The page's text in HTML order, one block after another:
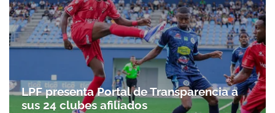
LPF presenta Portal de Transparencia a
sus 24 clubes afiliados